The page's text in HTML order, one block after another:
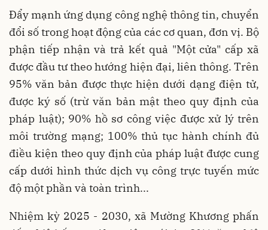
Đẩy mạnh ứng dụng công nghệ thông tin, chuyển
đổi số trong hoạt động của các cơ quan, đơn vị. Bộ
phận tiếp nhận và trả kết quả "Một cửa" cấp xã
được đầu tư theo hướng hiện đại, liên thông. Trên
95% văn bản được thực hiện dưới dạng điện tử,
được ký số (trừ văn bản mật theo quy định của
pháp luật); 90% hồ sơ công việc được xử lý trên
môi trường mạng; 100% thủ tục hành chính đủ
điều kiện theo quy định của pháp luật được cung
cấp dưới hình thức dịch vụ công trực tuyến mức
độ một phần và toàn trình...
Nhiệm kỳ 2025 - 2030, xã Mường Khương phấn